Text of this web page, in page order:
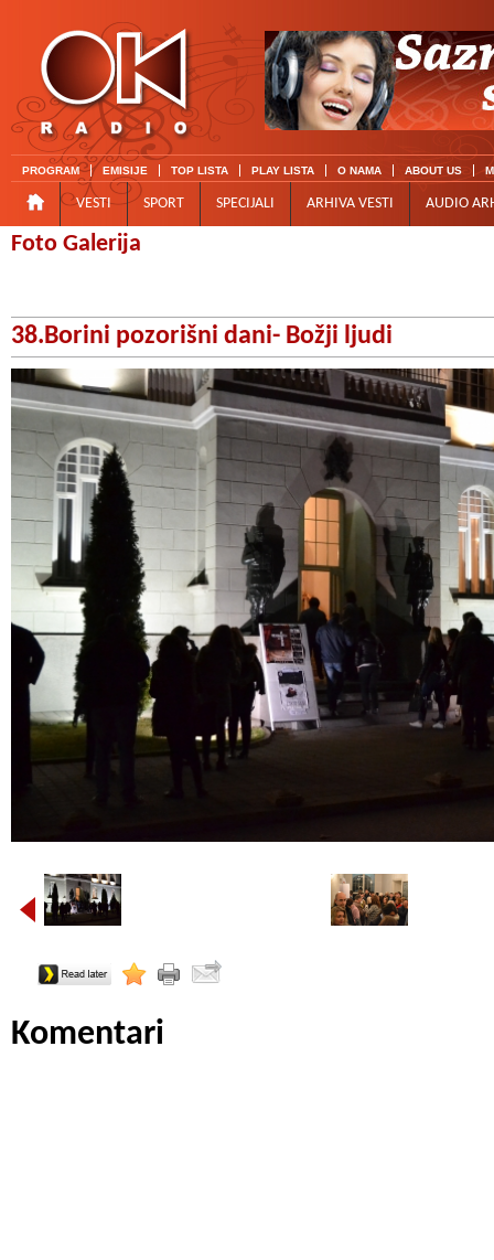
PROGRAM EMISIJE TOP LISTA PLAY LISTA O NAMA ABOUT US
VESTI SPORT SPECIJALI ARHIVA VESTI AUDIO
Foto Galerija
38.Borini pozorišni dani- Božji ljudi
Komentari